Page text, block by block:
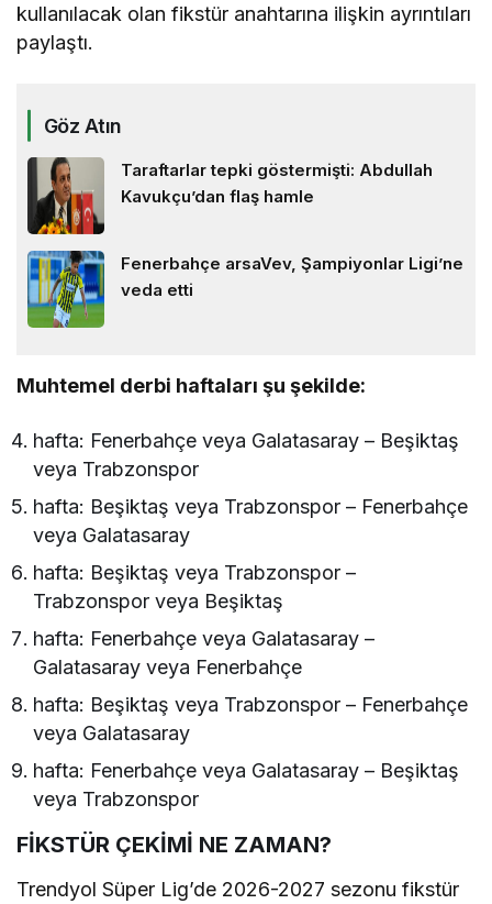
kullanılacak olan fikstür anahtarına ilişkin ayrıntıları
paylaştı.
Göz Atın
Taraftarlar tepki göstermişti: Abdullah
Kavukçu’dan flaş hamle
Fenerbahçe arsaVev, Şampiyonlar Ligi’ne
veda etti
Muhtemel derbi haftaları şu şekilde:
hafta: Fenerbahçe veya Galatasaray – Beşiktaş
veya Trabzonspor
hafta: Beşiktaş veya Trabzonspor – Fenerbahçe
veya Galatasaray
hafta: Beşiktaş veya Trabzonspor –
Trabzonspor veya Beşiktaş
hafta: Fenerbahçe veya Galatasaray –
Galatasaray veya Fenerbahçe
hafta: Beşiktaş veya Trabzonspor – Fenerbahçe
veya Galatasaray
hafta: Fenerbahçe veya Galatasaray – Beşiktaş
veya Trabzonspor
FİKSTÜR ÇEKİMİ NE ZAMAN?
Trendyol Süper Lig’de 2026-2027 sezonu fikstür